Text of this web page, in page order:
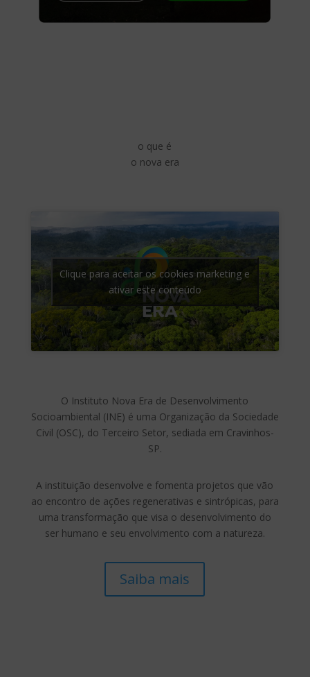
o que é
o nova era
Clique para aceitar os cookies marketing e
ativar este conteúdo
O Instituto Nova Era de Desenvolvimento
Socioambiental (INE) é uma Organização da Sociedade
Civil (OSC), do Terceiro Setor, sediada em Cravinhos-
SP.
A instituição desenvolve e fomenta projetos que vão
ao encontro de ações regenerativas e sintrópicas, para
uma transformação que visa o desenvolvimento do
ser humano e seu envolvimento com a natureza.
Saiba mais